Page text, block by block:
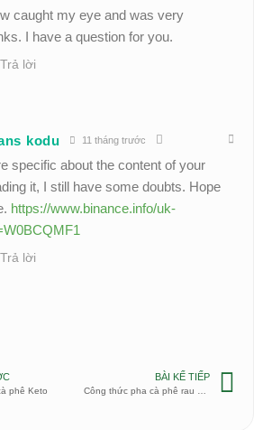
caught my eye and was very
I have a question for you.
Trả lời
kodu 11 tháng trước
specific about the content of your
it, I still have some doubts. Hope
https://www.binance.info/uk-
Trả lời
phê Keto
BÀI KẾ TIẾP
Công thức pha cà phê rau cải xoăn (cải ô rô)